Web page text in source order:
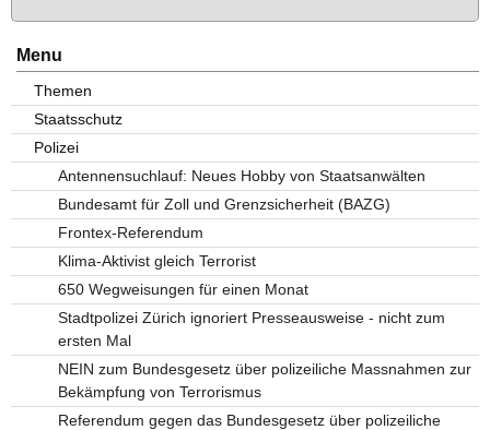
Menu
Themen
Staatsschutz
Polizei
Antennensuchlauf: Neues Hobby von Staatsanwälten
Bundesamt für Zoll und Grenzsicherheit (BAZG)
Frontex-Referendum
Klima-Aktivist gleich Terrorist
650 Wegweisungen für einen Monat
Stadtpolizei Zürich ignoriert Presseausweise - nicht zum
ersten Mal
NEIN zum Bundesgesetz über polizeiliche Massnahmen zur
Bekämpfung von Terrorismus
Referendum gegen das Bundesgesetz über polizeiliche